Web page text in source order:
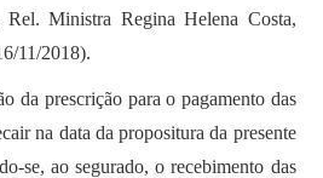
Ministra Regina Helena Costa,
11/2018).
da prescrição para o pagamento das
na data da propositura da presente
se, ao segurado, o recebimento das